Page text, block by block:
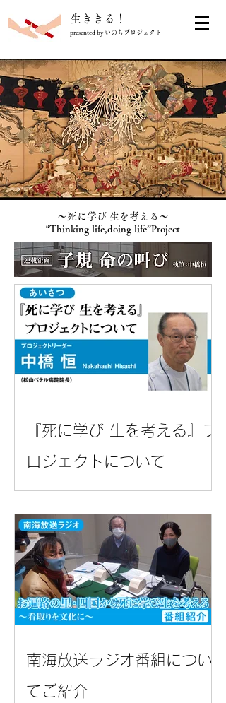
​生ききる！
presented by いのちプロジェクト
〜死に学び 生を考える〜
“Thinking life,doing life”Project
『死に学び 生を考える』プ
ロジェクトについてー
南海放送ラジオ番組につい
てご紹介